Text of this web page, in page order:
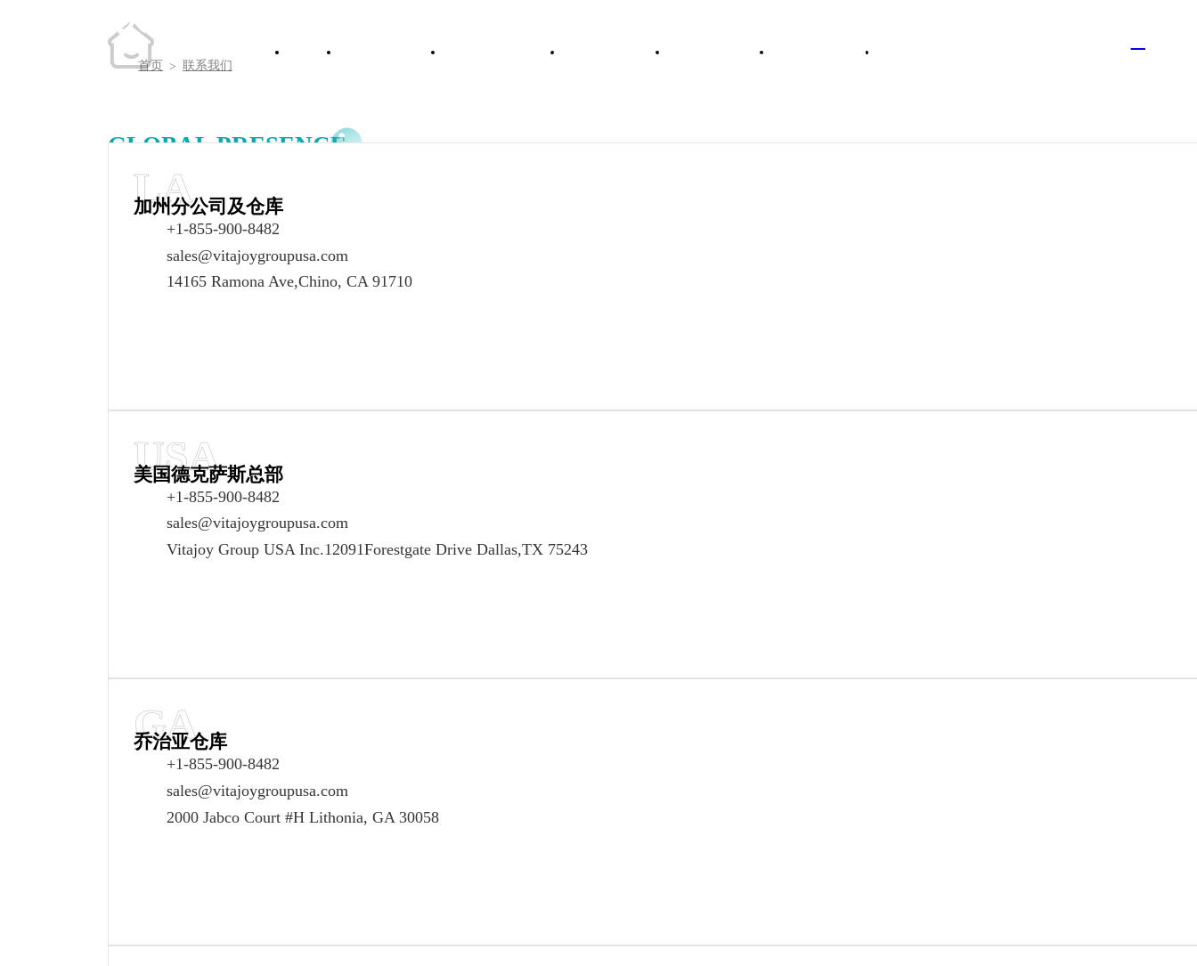
首页 关于维卓 产品与服务 解决方案 新闻资讯 联系我们
联系我们
首页 > 联系我们
GLOBAL PRESENCE
全球业务分布
加州分公司及仓库美国德克萨斯总部
加州分公司及仓库
LA
+1-855-900-8482
sales@vitajoygroupusa.com
14165 Ramona Ave,Chino, CA 91710
美国德克萨斯总部
USA
+1-855-900-8482
sales@vitajoygroupusa.com
Vitajoy Group USA Inc.12091Forestgate Drive Dallas,TX 75243
乔治亚仓库
GA
+1-855-900-8482
sales@vitajoygroupusa.com
2000 Jabco Court #H Lithonia, GA 30058